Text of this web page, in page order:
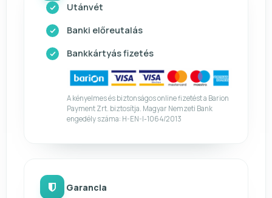
Utánvét
Banki előreutalás
Bankkártyás fizetés
A kényelmes és biztonságos online fizetést a Barion
Payment Zrt. biztosítja. Magyar Nemzeti Bank
engedély száma: H-EN-I-1064/2013
Garancia